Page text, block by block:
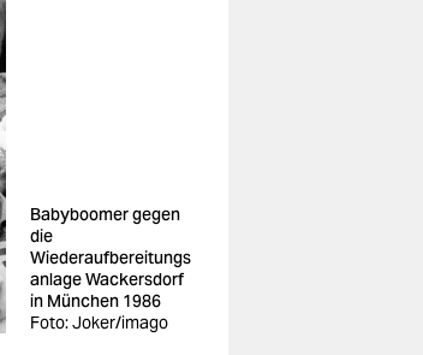
Babyboomer gegen
die
Wiederaufbereitungs
anlage Wackersdorf
in München 1986
Foto: Joker/imago